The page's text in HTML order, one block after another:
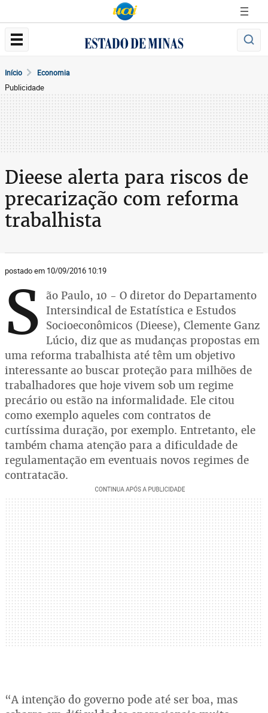
Início Economia
Publicidade
Dieese alerta para riscos de
precarização com reforma
trabalhista
postado em 10/09/2016 10:19
S ão Paulo, 10 - O diretor do Departamento
Intersindical de Estatística e Estudos
Socioeconômicos (Dieese), Clemente Ganz
Lúcio, diz que as mudanças propostas em
uma reforma trabalhista até têm um objetivo
interessante ao buscar proteção para milhões de
trabalhadores que hoje vivem sob um regime
precário ou estão na informalidade. Ele citou
como exemplo aqueles com contratos de
curtíssima duração, por exemplo. Entretanto, ele
também chama atenção para a dificuldade de
regulamentação em eventuais novos regimes de
contratação.
“A intenção do governo pode até ser boa, mas